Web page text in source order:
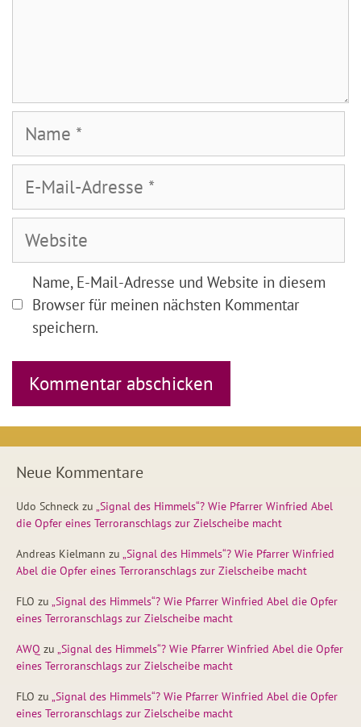
Mail-
Adresse
Name, E-Mail-Adresse und Website in diesem
Browser für meinen nächsten Kommentar
speichern.
Neue Kommentare
Udo Schneck zu „Signal des Himmels“? Wie Pfarrer Winfried Abel
die Opfer eines Terroranschlags zur Zielscheibe macht
Andreas Kielmann zu „Signal des Himmels“? Wie Pfarrer Winfried
Abel die Opfer eines Terroranschlags zur Zielscheibe macht
FLO zu „Signal des Himmels“? Wie Pfarrer Winfried Abel die Opfer
eines Terroranschlags zur Zielscheibe macht
AWQ zu „Signal des Himmels“? Wie Pfarrer Winfried Abel die Opfer
eines Terroranschlags zur Zielscheibe macht
FLO zu „Signal des Himmels“? Wie Pfarrer Winfried Abel die Opfer
eines Terroranschlags zur Zielscheibe macht